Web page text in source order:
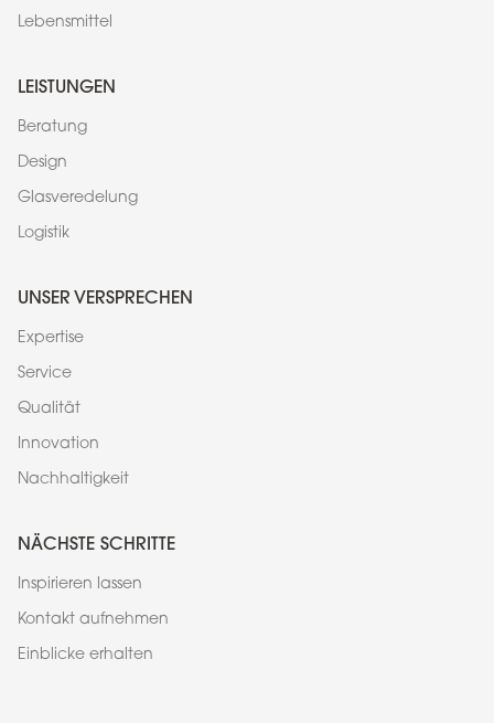
Lebensmittel
LEISTUNGEN
Beratung
Design
Glasveredelung
Logistik
UNSER VERSPRECHEN
Expertise
Service
Qualität
Innovation
Nachhaltigkeit
NÄCHSTE SCHRITTE
Inspirieren lassen
Kontakt aufnehmen
Einblicke erhalten